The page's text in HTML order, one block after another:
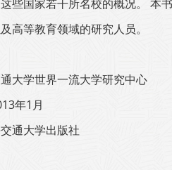
些国家若干所名校的概况。 本
高等教育领域的研究人员。
大学世界一流大学研究中心
年1月
通大学出版社